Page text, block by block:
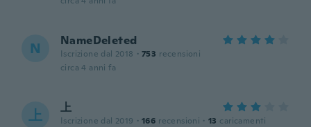
N NameDeleted
Iscrizione dal 2018 · 753 recensioni
circa 4 anni fa
上 上
Iscrizione dal 2019 · 166 recensioni · 13 caricamenti